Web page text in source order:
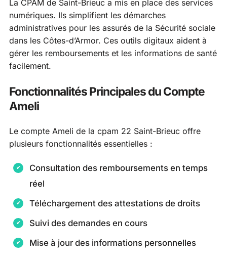
La CPAM de Saint-Brieuc a mis en place des services
numériques. Ils simplifient les démarches
administratives pour les assurés de la Sécurité sociale
dans les Côtes-d’Armor. Ces outils digitaux aident à
gérer les remboursements et les informations de santé
facilement.
Fonctionnalités Principales du Compte
Ameli
Le compte Ameli de la cpam 22 Saint-Brieuc offre
plusieurs fonctionnalités essentielles :
Consultation des remboursements en temps
réel
Téléchargement des attestations de droits
Suivi des demandes en cours
Mise à jour des informations personnelles